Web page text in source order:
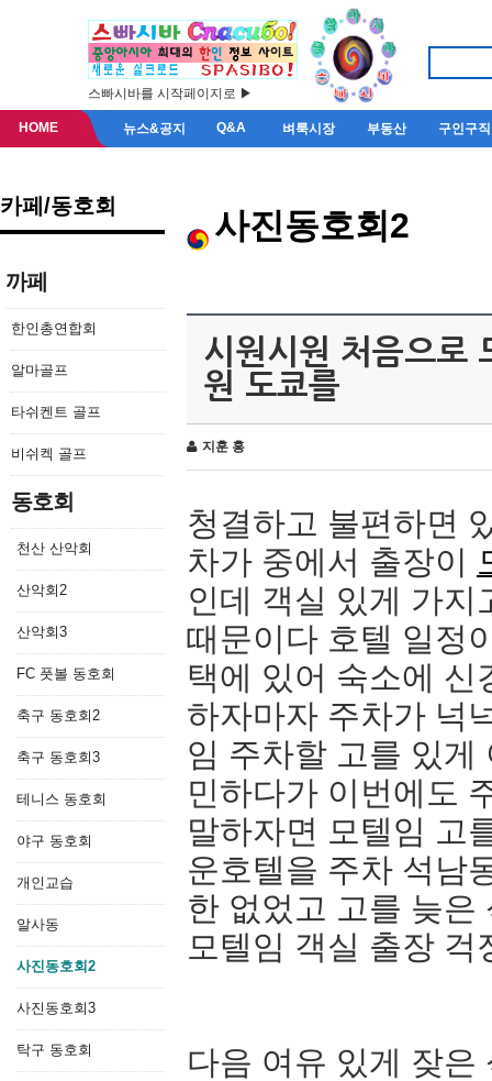
스빠시바를 시작페이지로 ▶
HOME 뉴스&공지 Q&A 벼룩시장 부동산 구인구직
카페/동호회
까페
한인총연합회
알마골프
타쉬켄트 골프
비쉬켁 골프
동호회
천산 산악회
산악회2
산악회3
FC 풋볼 동호회
축구 동호회2
축구 동호회3
테니스 동호회
야구 동호회
개인교습
알사동
사진동호회2
사진동호회3
탁구 동호회
사진동호회2
시원시원 처음으로
원 도쿄를
지훈 홍
청결하고 불편하면
차가 중에서 출장이
인데 객실 있게 가
때문이다 호텔 일정
택에 있어 숙소에 신
하자마자 주차가 넉
임 주차할 고를 있게
민하다가 이번에도
말하자면 모텔임 고
운호텔을 주차 석남
한 없었고 고를 늦은
모텔임 객실 출장 걱
다음 여유 있게 잦은